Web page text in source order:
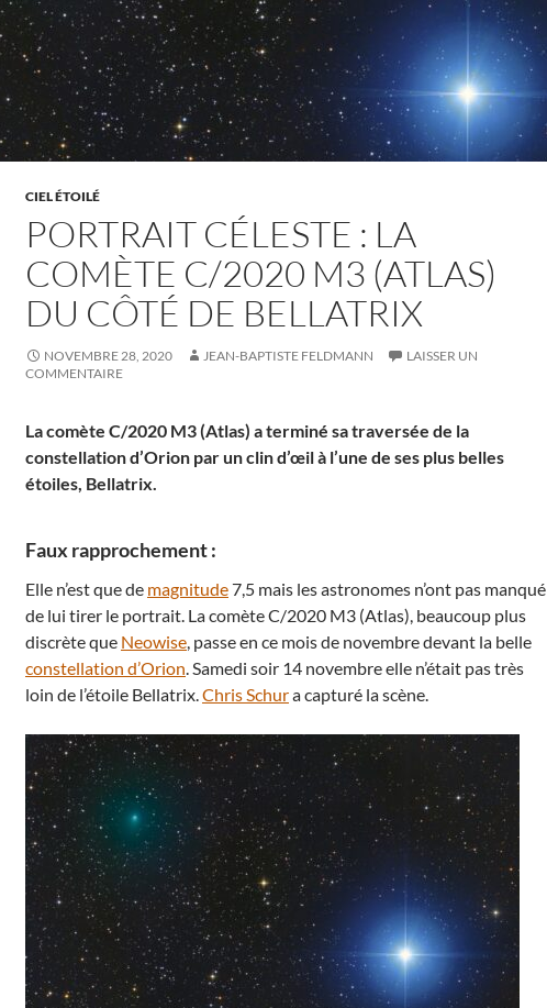
CIEL ÉTOILÉ
PORTRAIT CÉLESTE : LA
COMÈTE C/2020 M3 (ATLAS)
DU CÔTÉ DE BELLATRIX
NOVEMBRE 28, 2020 JEAN-BAPTISTE FELDMANN
LAISSER UN
COMMENTAIRE
La comète C/2020 M3 (Atlas) a terminé sa traversée de la
constellation d’Orion par un clin d’œil à l’une de ses plus belles
étoiles, Bellatrix.
Faux rapprochement :
Elle n’est que de magnitude7,5 mais les astronomes n’ont pas manqué
de lui tirer le portrait. La comète C/2020 M3 (Atlas), beaucoup plus
discrète que Neowise, passe en ce mois de novembre devant la belle
constellation d’Orion. Samedi soir 14 novembre elle n’était pas très
loin de l’étoile Bellatrix.Chris Schura capturé la scène.